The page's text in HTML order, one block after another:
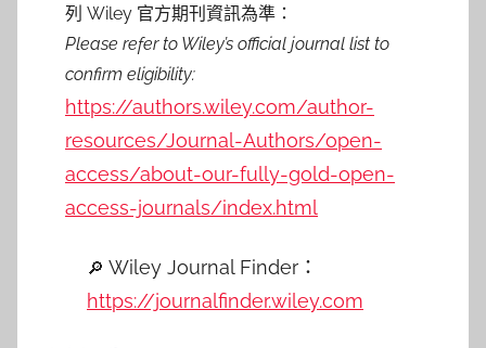
列 Wiley 官方期刊資訊為準：
Please refer to Wiley’s official journal list to
confirm eligibility:
https://authors.wiley.com/author-
resources/Journal-Authors/open-
access/about-our-fully-gold-open-
access-journals/index.html
🔎 Wiley Journal Finder ：
https://journalfinder.wiley.com